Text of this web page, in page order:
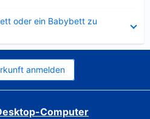
oder ein Babybett zu
anmelden
Computer